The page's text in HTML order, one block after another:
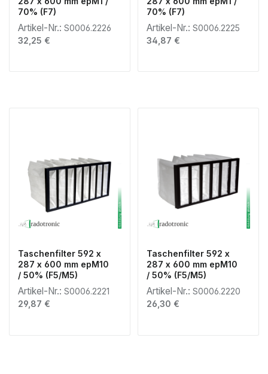
70% (F7)
Artikel-Nr.: S0006.2226
Regulärer Preis:
32,25 €
70% (F7)
Artikel-Nr.: S0006.2225
Regulärer Preis:
34,87 €
Taschenfilter 592 x
287 x 600 mm epM10
/ 50% (F5/M5)
Artikel-Nr.: S0006.2221
Regulärer Preis:
29,87 €
Taschenfilter 592 x
287 x 600 mm epM10
/ 50% (F5/M5)
Artikel-Nr.: S0006.2220
Regulärer Preis:
26,30 €